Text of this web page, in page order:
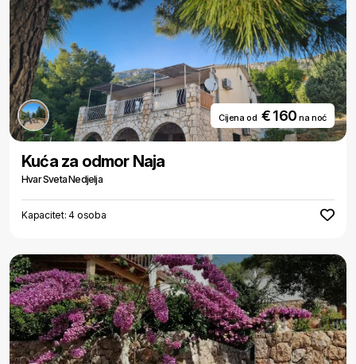
Cijena od € 160na noć
Kuća za odmor Naja
Hvar Sveta Nedjelja
Kapacitet: 4 osoba